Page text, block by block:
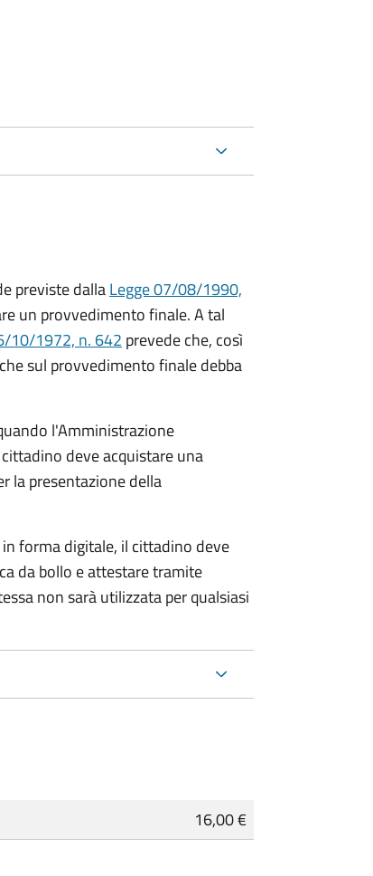
previste dallaLegge 07/08/1990,
un provvedimento finale. A tal
10/1972, n. 642 prevede che, così
sul provvedimento finale debba
l'Amministrazione
deve acquistare una
la presentazione della
forma digitale, il cittadino deve
da bollo e attestare tramite
non sarà utilizzata per qualsiasi
16,00 €